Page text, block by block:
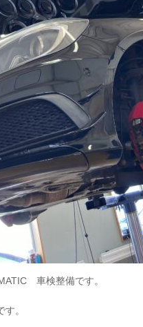
車検整備です。
。